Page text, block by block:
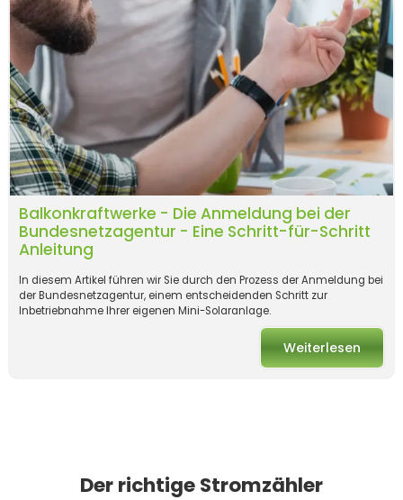
Balkonkraftwerke - Die Anmeldung bei der
Bundesnetzagentur - Eine Schritt-für-Schritt
Anleitung
In diesem Artikel führen wir Sie durch den Prozess der Anmeldung bei
der Bundesnetzagentur, einem entscheidenden Schritt zur
Inbetriebnahme Ihrer eigenen Mini-Solaranlage.
Weiterlesen
Der richtige Stromzähler